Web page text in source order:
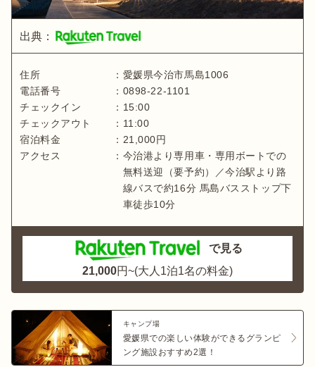
出典：
住所 ： 愛媛県今治市馬島1006
電話番号
： 0898-22-1101
チェックイン
： 15:00
チェックアウト
： 11:00
宿泊料金
： 21,000円
アクセス
： 今治港より専用車・専用ボートでの
無料送迎（要予約）／今治駅より路
線バスで約16分 馬島バスストップ下
車徒歩10分
で見る
21,000円~(大人1泊1名の料金)
キャンプ場
愛媛県での楽しい体験ができるグランピ
ング施設おすすめ2選！